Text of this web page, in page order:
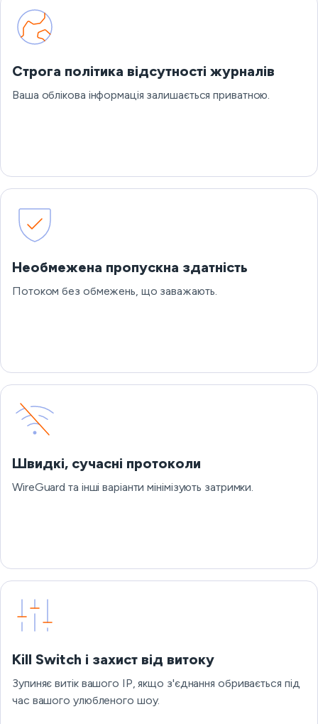
Строга політика відсутності журналів
Ваша облікова інформація залишається приватною.
Необмежена пропускна здатність
Потоком без обмежень, що заважають.
Швидкі, сучасні протоколи
WireGuard та інші варіанти мінімізують затримки.
Kill Switch і захист від витоку
Зупиняє витік вашого IP, якщо з'єднання обривається під
час вашого улюбленого шоу.